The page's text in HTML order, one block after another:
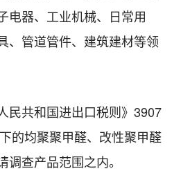
电器、工业机械、日常用
、管道管件、建筑建材等领
共和国进出口税则》 3907
的均聚聚甲醛、改性聚甲醛
查产品范围之内。